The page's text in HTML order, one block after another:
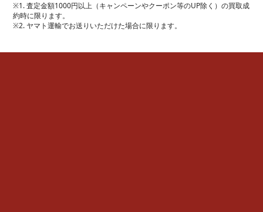
※1. 査定金額1000円以上（キャンペーンやクーポン等のUP除く）の買取成
約時に限ります。
※2. ヤマト運輸でお送りいただけた場合に限ります。